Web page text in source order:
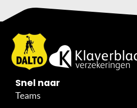
Snel naar
Teams